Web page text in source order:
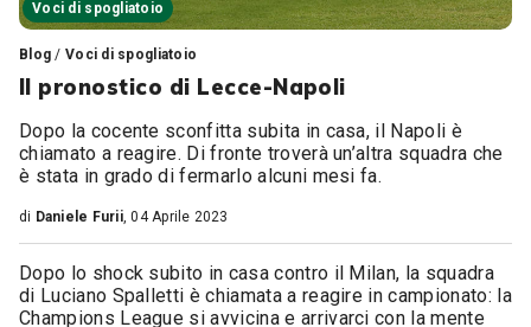
Voci di spogliatoio
Blog / Voci di spogliatoio
Il pronostico di Lecce-Napoli
Dopo la cocente sconfitta subita in casa, il Napoli è
chiamato a reagire. Di fronte troverà un’altra squadra che
è stata in grado di fermarlo alcuni mesi fa.
di Daniele Furii, 04 Aprile 2023
Dopo lo shock subito in casa contro il Milan, la squadra
di Luciano Spalletti è chiamata a reagire in campionato: la
Champions League si avvicina e arrivarci con la mente